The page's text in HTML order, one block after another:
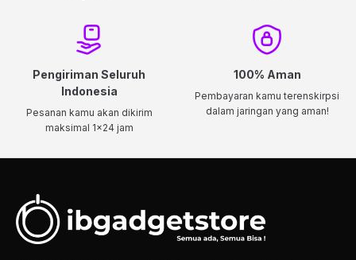
Pengiriman Seluruh
Indonesia
Pesanan kamu akan dikirim
maksimal 1x24 jam
100% Aman
Pembayaran kamu terenskirpsi
dalam jaringan yang aman!